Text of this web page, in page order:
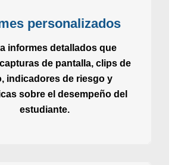
personalizados
informes detallados que
de pantalla, clips de
indicadores de riesgo y
sobre el desempeño del
estudiante.